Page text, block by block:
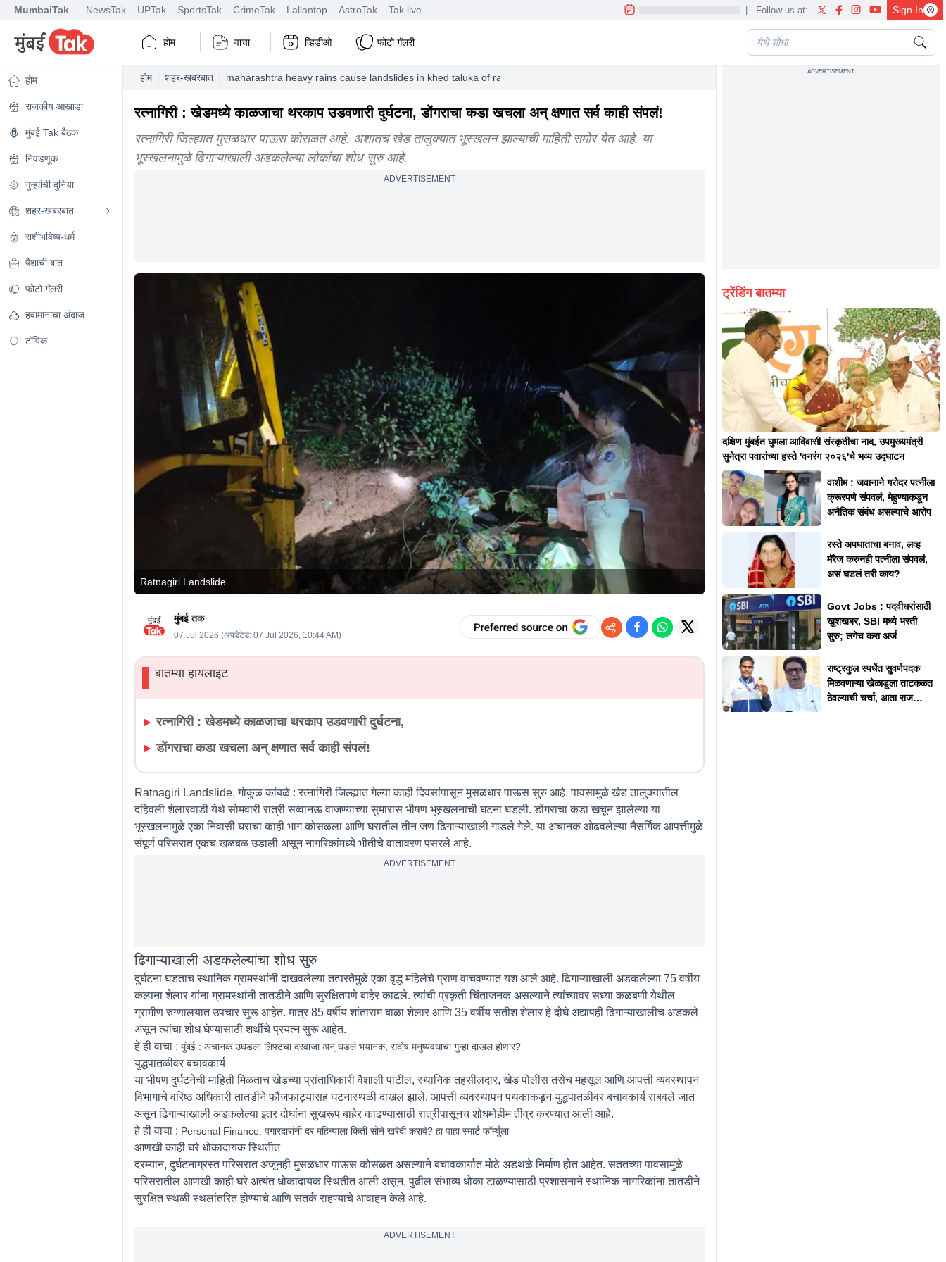
MumbaiTak NewsTak UPTak SportsTak CrimeTak Lallantop AstroTak Tak.live | Follow us at: Sign In
होम वाचा व्हिडीओ फोटो गॅलरी
होम
राजकीय आखाडा
मुंबई Tak बैठक
निवडणूक
गुन्ह्यांची दुनिया
शहर-खबरबात
राशीभविष्य-धर्म
पैशाची बात
फोटो गॅलरी
हवामानाचा अंदाज
टॉपिक
होम शहर-खबरबात maharashtra heavy rains cause landslides in khed taluka of ratnagiri marathi news
रत्नागिरी : खेडमध्ये काळजाचा थरकाप उडवणारी दुर्घटना, डोंगराचा कडा खचला अन् क्षणात सर्व काही संपलं!
रत्नागिरी जिल्ह्यात मुसळधार पाऊस कोसळत आहे. अशातच खेड तालुक्यात भूस्खलन झाल्याची माहिती समोर येत आहे. या
भूस्खलनामुळे ढिगाऱ्याखाली अडकलेल्या लोकांचा शोध सुरु आहे.
ADVERTISEMENT
Ratnagiri Landslide
मुंबई तक
07 Jul 2026 (अपडेटेड: 07 Jul 2026, 10:44 AM)
▌बातम्या हायलाइट
रत्नागिरी : खेडमध्ये काळजाचा थरकाप उडवणारी दुर्घटना,
डोंगराचा कडा खचला अन् क्षणात सर्व काही संपलं!
Ratnagiri Landslide, गोकुळ कांबळे : रत्नागिरी जिल्ह्यात गेल्या काही दिवसांपासून मुसळधार पाऊस सुरु आहे. पावसामुळे खेड तालुक्यातील
दहिवली शेलारवाडी येथे सोमवारी रात्री सव्वानऊ वाजण्याच्या सुमारास भीषण भूस्खलनाची घटना घडली. डोंगराचा कडा खचून झालेल्या या
भूस्खलनामुळे एका निवासी घराचा काही भाग कोसळला आणि घरातील तीन जण ढिगाऱ्याखाली गाडले गेले. या अचानक ओढवलेल्या नैसर्गिक आपत्तीमुळे
संपूर्ण परिसरात एकच खळबळ उडाली असून नागरिकांमध्ये भीतीचे वातावरण पसरले आहे.
ADVERTISEMENT
ढिगाऱ्याखाली अडकलेल्यांचा शोध सुरु
दुर्घटना घडताच स्थानिक ग्रामस्थांनी दाखवलेल्या तत्परतेमुळे एका वृद्ध महिलेचे प्राण वाचवण्यात यश आले आहे. ढिगाऱ्याखाली अडकलेल्या 75 वर्षीय
कल्पना शेलार यांना ग्रामस्थांनी तातडीने आणि सुरक्षितपणे बाहेर काढले. त्यांची प्रकृती चिंताजनक असल्याने त्यांच्यावर सध्या कळबणी येथील
ग्रामीण रुग्णालयात उपचार सुरू आहेत. मात्र 85 वर्षीय शांताराम बाळा शेलार आणि 35 वर्षीय सतीश शेलार हे दोघे अद्यापही ढिगाऱ्याखालीच अडकले
असून त्यांचा शोध घेण्यासाठी शर्थीचे प्रयत्न सुरू आहेत.
हे ही वाचा : मुंबई : अचानक उघडला लिफ्टचा दरवाजा अन् घडलं भयानक, सदोष मनुष्यवधाचा गुन्हा दाखल होणार?
युद्धपातळीवर बचावकार्य
या भीषण दुर्घटनेची माहिती मिळताच खेडच्या प्रांताधिकारी वैशाली पाटील, स्थानिक तहसीलदार, खेड पोलीस तसेच महसूल आणि आपत्ती व्यवस्थापन
विभागाचे वरिष्ठ अधिकारी तातडीने फौजफाट्यासह घटनास्थळी दाखल झाले. आपत्ती व्यवस्थापन पथकाकडून युद्धपातळीवर बचावकार्य राबवले जात
असून ढिगाऱ्याखाली अडकलेल्या इतर दोघांना सुखरूप बाहेर काढण्यासाठी रात्रीपासूनच शोधमोहीम तीव्र करण्यात आली आहे.
हे ही वाचा : Personal Finance: पगारदारांनी दर महिन्याला किती सोने खरेदी करावे? हा पाहा स्मार्ट फॉर्म्युला
आणखी काही घरे धोकादायक स्थितीत
दरम्यान, दुर्घटनाग्रस्त परिसरात अजूनही मुसळधार पाऊस कोसळत असल्याने बचावकार्यात मोठे अडथळे निर्माण होत आहेत. सततच्या पावसामुळे
परिसरातील आणखी काही घरे अत्यंत धोकादायक स्थितीत आली असून, पुढील संभाव्य धोका टाळण्यासाठी प्रशासनाने स्थानिक नागरिकांना तातडीने
सुरक्षित स्थळी स्थलांतरित होण्याचे आणि सतर्क राहण्याचे आवाहन केले आहे.
ADVERTISEMENT
ADVERTISEMENT
ट्रेंडिंग बातम्या
दक्षिण मुंबईत घुमला आदिवासी संस्कृतीचा नाद, उपमुख्यमंत्री
सुनेत्रा पवारांच्या हस्ते 'वनरंग २०२६'चे भव्य उद्घाटन
वाशीम : जवानाने गरोदर पत्नीला
क्रूरपणे संपवलं, मेहुण्याकडून
अनैतिक संबंध असल्याचे आरोप
रस्ते अपघाताचा बनाव, लव्ह
मॅरेज करुनही पत्नीला संपवलं,
असं घडलं तरी काय?
Govt Jobs : पदवीधरांसाठी
खुशखबर, SBI मध्ये भरती
सुरु; लगेच करा अर्ज
राष्ट्रकुल स्पर्धेत सुवर्णपदक
मिळवणाऱ्या खेळाडूला ताटकळत
ठेवल्याची चर्चा, आता राज